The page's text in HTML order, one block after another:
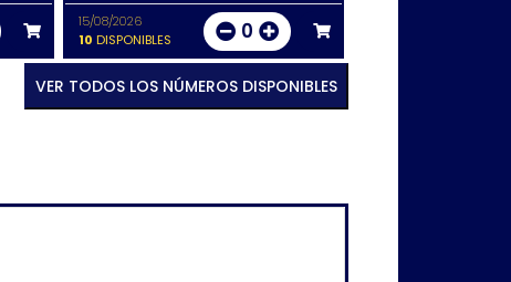
15/08/2026
10 DISPONIBLES 0
VER TODOS LOS NÚMEROS DISPONIBLES